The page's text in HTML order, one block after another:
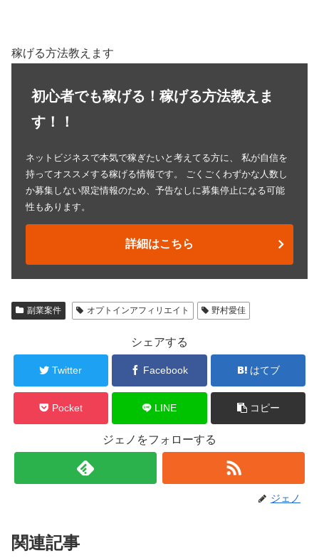
稼げる方法教えます
初心者でも稼げる！稼げる方法教えま
す！！
ネットビジネスで本気で稼ぎたいと考えてる方に、 私が自信を
持ってオススメする稼げる情報です。 ごくごくわずかな人数し
か募集しない限定情報のため、予告なしに募集停止になる可能
性もあります。
詳細はこちら
副業案件 オプトインアフィリエイト 野村愛佳
シェアする
Twitter Facebook はてブ
Pocket LINE コピー
ジェノをフォローする
ジェノ
関連記事